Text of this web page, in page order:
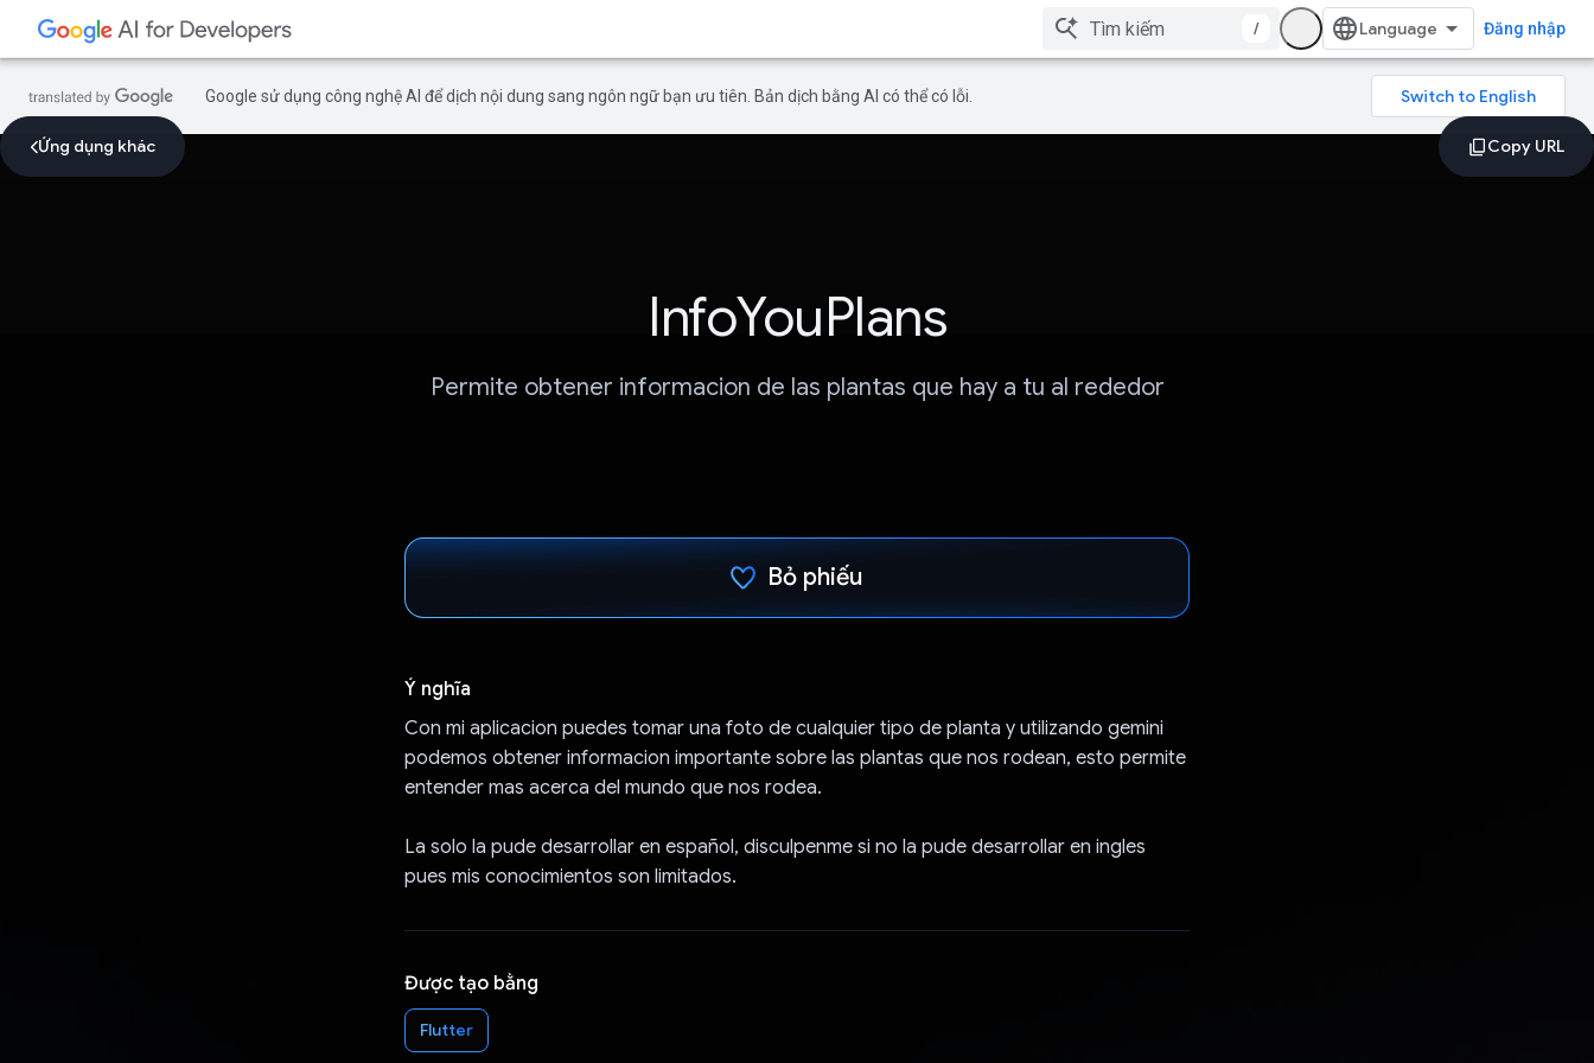
/ Đăng nhập
Google sử dụng công nghệ AI để dịch nội dung sang ngôn ngữ bạn ưu tiên. Bản dịch bằng AI có thể có lỗi.
Ứng dụng khác
InfoYouPlans
Permite obtener informacion de las plantas que hay a tu al rededor
Bỏ phiếu
Ý nghĩa
Con mi aplicacion puedes tomar una foto de cualquier tipo de planta y utilizando gemini
podemos obtener informacion importante sobre las plantas que nos rodean, esto permite
entender mas acerca del mundo que nos rodea.
La solo la pude desarrollar en español, disculpenme si no la pude desarrollar en ingles
pues mis conocimientos son limitados.
Được tạo bằng
Flutter